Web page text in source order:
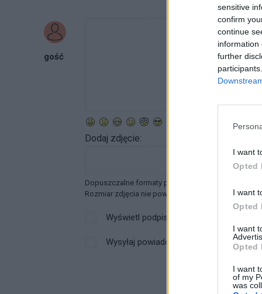
sensitive
confirm
continue
information
further
I want
Opted
I want
Opted
I want
Opted
I want
of my
was
gość
Dodaj zdjęcie:
Dopuszczalne formaty pliku graficznego: jpg, jpeg ,
Rozmiar zdjęcia nie powinien przekraczać 0.6MB.
Wyświetl podpis
Wysyłaj powiadomienia o odpowiedzi